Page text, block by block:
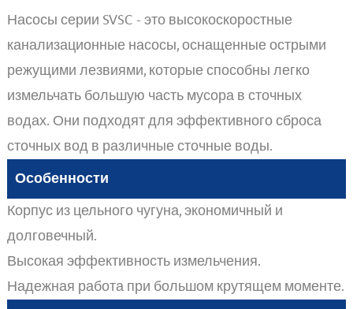
Насосы серии SVSC - это высокоскоростные
канализационные насосы, оснащенные острыми
режущими лезвиями, которые способны легко
измельчать большую часть мусора в сточных
водах. Они подходят для эффективного сброса
сточных вод в различные сточные воды.
Особенности
Корпус из цельного чугуна, экономичный и
долговечный.
Высокая эффективность измельчения.
Надежная работа при большом крутящем моменте.